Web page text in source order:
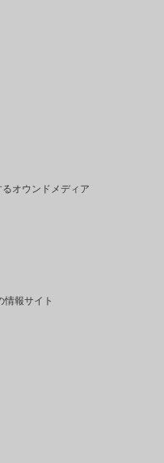
オウンドメディア
情報サイト